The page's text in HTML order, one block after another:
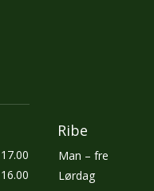
Ribe​
​Man – fre
​Lørdag